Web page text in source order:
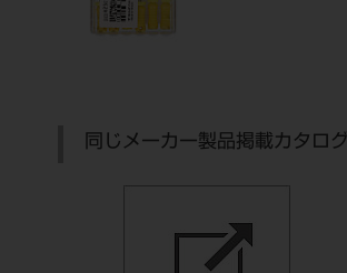
同じメーカー製品掲載カタログ